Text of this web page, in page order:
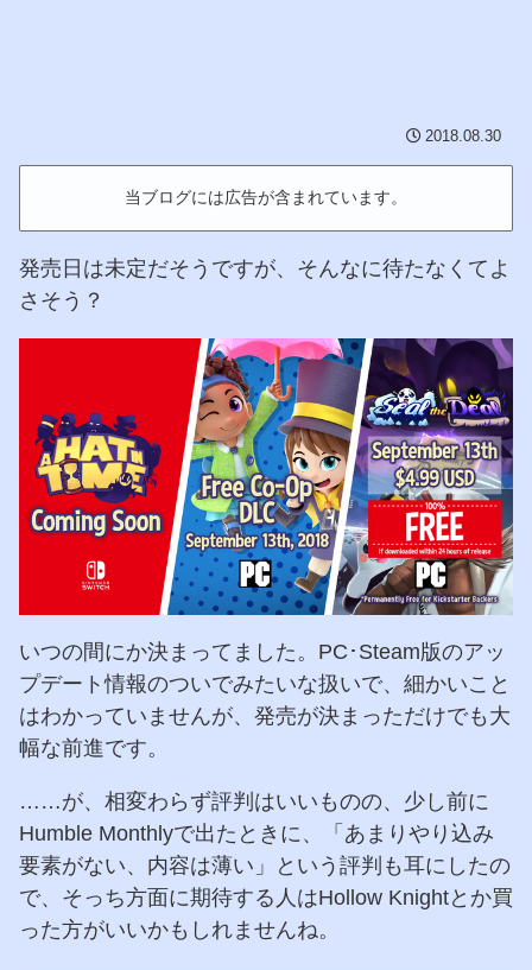
2018.08.30
当ブログには広告が含まれています。
発売日は未定だそうですが、そんなに待たなくてよ
さそう？
いつの間にか決まってました。PC･Steam版のアッ
プデート情報のついでみたいな扱いで、細かいこと
はわかっていませんが、発売が決まっただけでも大
幅な前進です。
……が、相変わらず評判はいいものの、少し前に
Humble Monthlyで出たときに、「あまりやり込み
要素がない、内容は薄い」という評判も耳にしたの
で、そっち方面に期待する人はHollow Knightとか買
った方がいいかもしれませんね。